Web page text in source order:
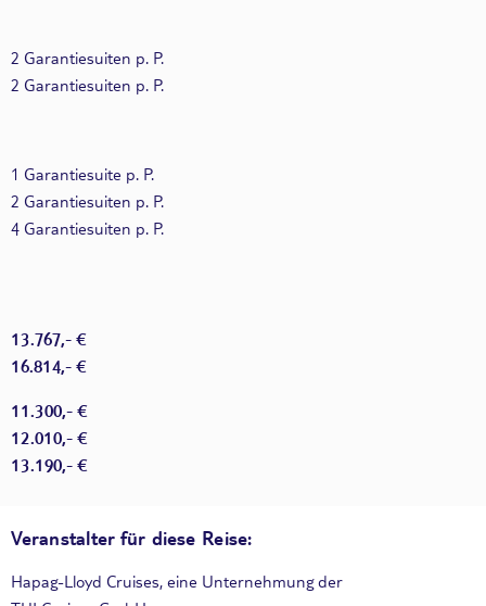
2 Garantiesuiten p. P.
2 Garantiesuiten p. P.
1 Garantiesuite p. P.
2 Garantiesuiten p. P.
4 Garantiesuiten p. P.
13.767,- €
16.814,- €
11.300,- €
12.010,- €
13.190,- €
Veranstalter für diese Reise:
Hapag-Lloyd Cruises, eine Unternehmung der